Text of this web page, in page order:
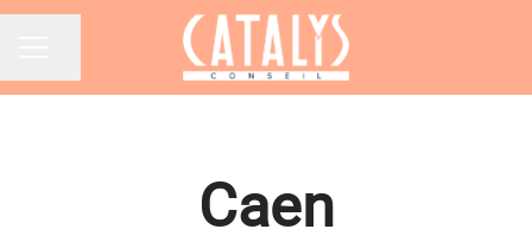
Partager la page
Caen